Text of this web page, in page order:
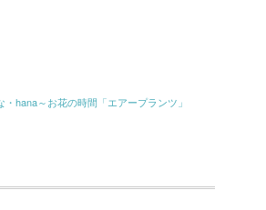
・hana～お花の時間「エアープランツ」